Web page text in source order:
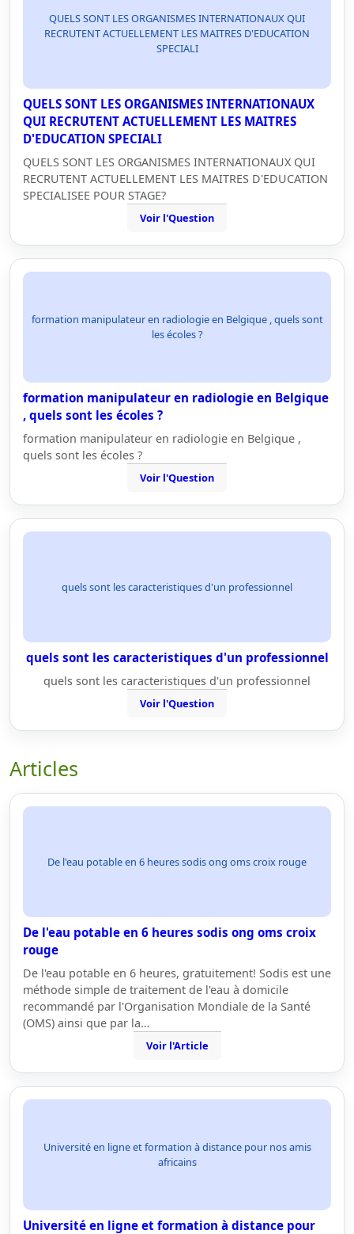
QUELS SONT LES ORGANISMES INTERNATIONAUX QUI
RECRUTENT ACTUELLEMENT LES MAITRES D'EDUCATION
SPECIALI
QUELS SONT LES ORGANISMES INTERNATIONAUX
QUI RECRUTENT ACTUELLEMENT LES MAITRES
D'EDUCATION SPECIALI
QUELS SONT LES ORGANISMES INTERNATIONAUX QUI
RECRUTENT ACTUELLEMENT LES MAITRES D'EDUCATION
SPECIALISEE POUR STAGE?
Voir l'Question
formation manipulateur en radiologie en Belgique , quels sont
les écoles ?
formation manipulateur en radiologie en Belgique
, quels sont les écoles ?
formation manipulateur en radiologie en Belgique ,
quels sont les écoles ?
Voir l'Question
quels sont les caracteristiques d'un professionnel
quels sont les caracteristiques d'un professionnel
quels sont les caracteristiques d'un professionnel
Voir l'Question
Articles
De l'eau potable en 6 heures sodis ong oms croix rouge
De l'eau potable en 6 heures sodis ong oms croix
rouge
De l'eau potable en 6 heures, gratuitement! Sodis est une
méthode simple de traitement de l'eau à domicile
recommandé par l'Organisation Mondiale de la Santé
(OMS) ainsi que par la…
Voir l'Article
Université en ligne et formation à distance pour nos amis
africains
Université en ligne et formation à distance pour